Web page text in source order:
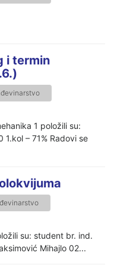
i termin
1 položili su:
– 71% Radovi se
su: student br. ind.
Mihajlo 02...